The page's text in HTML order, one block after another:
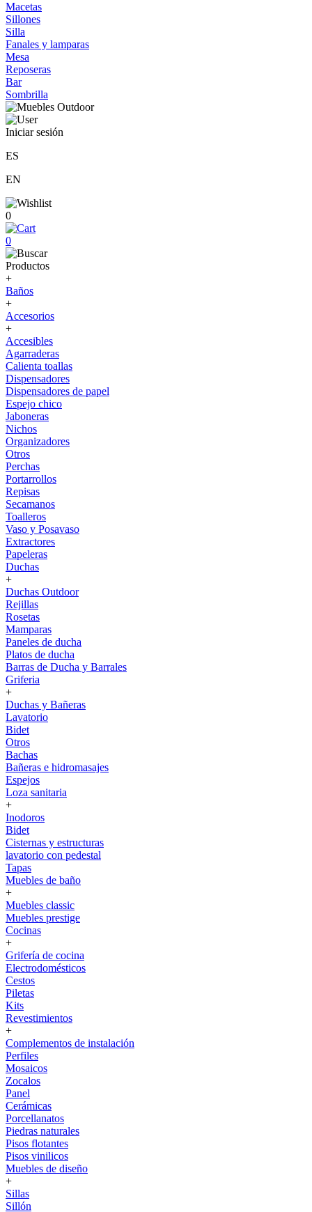
Macetas
Sillones
Silla
Fanales y lamparas
Mesa
Reposeras
Bar
Sombrilla
Iniciar sesión
ES
EN
0
0
Productos
+
Baños
+
Accesorios
+
Accesibles
Agarraderas
Calienta toallas
Dispensadores
Dispensadores de papel
Espejo chico
Jaboneras
Nichos
Organizadores
Otros
Perchas
Portarrollos
Repisas
Secamanos
Toalleros
Vaso y Posavaso
Extractores
Papeleras
Duchas
+
Duchas Outdoor
Rejillas
Rosetas
Mamparas
Paneles de ducha
Platos de ducha
Barras de Ducha y Barrales
Griferia
+
Duchas y Bañeras
Lavatorio
Bidet
Otros
Bachas
Bañeras e hidromasajes
Espejos
Loza sanitaria
+
Inodoros
Bidet
Cisternas y estructuras
lavatorio con pedestal
Tapas
Muebles de baño
+
Muebles classic
Muebles prestige
Cocinas
+
Grifería de cocina
Electrodomésticos
Cestos
Piletas
Kits
Revestimientos
+
Complementos de instalación
Perfiles
Mosaicos
Zocalos
Panel
Cerámicas
Porcellanatos
Piedras naturales
Pisos flotantes
Pisos vinilicos
Muebles de diseño
+
Sillas
Sillón